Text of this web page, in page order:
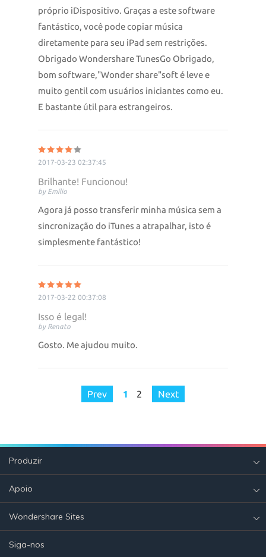
próprio iDispositivo. Graças a este software
fantástico, você pode copiar música
diretamente para seu iPad sem restrições.
Obrigado Wondershare TunesGo Obrigado,
bom software,"Wonder share"soft é leve e
muito gentil com usuários iniciantes como eu.
E bastante útil para estrangeiros.
2017-03-23 02:37:45
Brilhante! Funcionou!
by Emílio
Agora já posso transferir minha música sem a
sincronização do iTunes a atrapalhar, isto é
simplesmente fantástico!
2017-03-22 00:37:08
Isso é legal!
by Renato
Gosto. Me ajudou muito.
Prev 1 2 Next
Produzir
Apoio
Wondershare Sites
Siga-nos